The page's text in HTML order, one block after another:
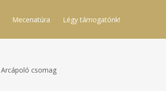
Mecenatúra Légy támogatónk!
Arcápoló csomag